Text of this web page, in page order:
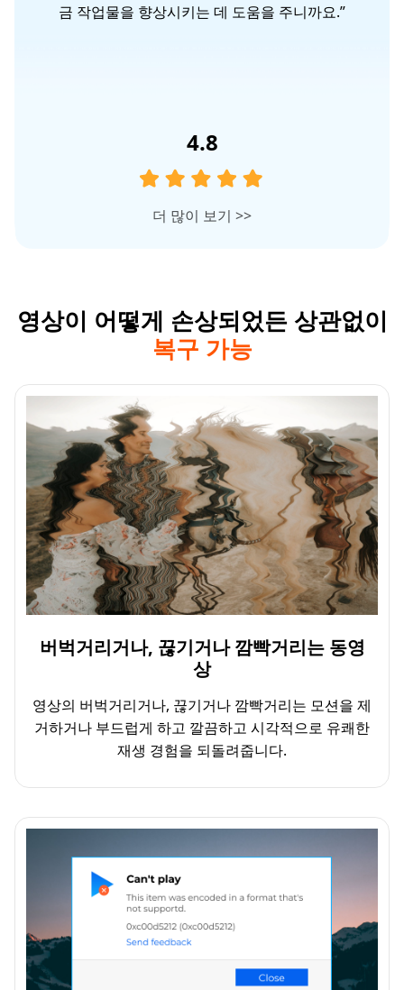
금 작업물을 향상시키는 데 도움을 주니까요.”
4.8
더 많이 보기 >>
영상이 어떻게 손상되었든 상관없이
복구 가능
버벅거리거나, 끊기거나 깜빡거리는 동영
상
영상의 버벅거리거나, 끊기거나 깜빡거리는 모션을 제
거하거나 부드럽게 하고 깔끔하고 시각적으로 유쾌한
재생 경험을 되돌려줍니다.